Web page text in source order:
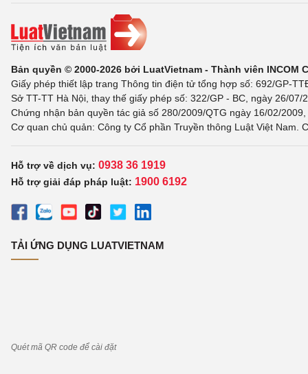
Bản quyền © 2000-2026 bởi LuatVietnam - Thành viên INCOM
Giấy phép thiết lập trang Thông tin điện tử tổng hợp số: 692/GP-
Sở TT-TT Hà Nội, thay thế giấy phép số: 322/GP - BC, ngày 26/
Chứng nhận bản quyền tác giả số 280/2009/QTG ngày 16/02/
Cơ quan chủ quản: Công ty Cổ phần Truyền thông Luật Việt Nam.
Hỗ trợ về dịch vụ: 0938 36 1919
Hỗ trợ giải đáp pháp luật: 1900 6192
TẢI ỨNG DỤNG LUATVIETNAM
Quét mã QR code để cài đặt